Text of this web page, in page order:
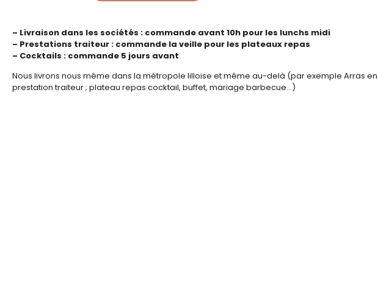
– Livraison dans les sociétés : commande avant 10h pour les lunchs midi
– Prestations traiteur : commande la veille pour les plateaux repas
– Cocktails : commande 5 jours avant
Nous livrons nous même dans la métropole lilloise et même au-delà (par exemple Arras en
prestation traiteur ; plateau repas cocktail, buffet, mariage barbecue…)